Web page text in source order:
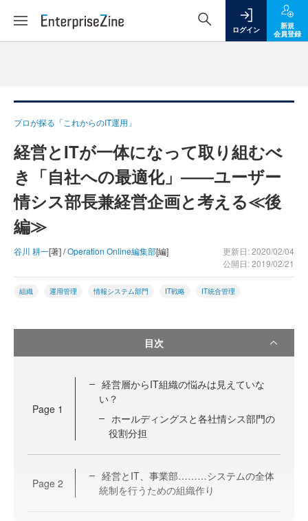
ログイン
新規
会員登録
プロが探る「これからのIT運用」
経営とITが一体になって取り組むべ
き「自社への最適化」――ユーザー
情シス部長兼経営企画と考える≪後
編≫
谷川 耕一[著] /Operation Online編集部[編]
更新日: 2020/02/04
公開日: 2019/02/21
組織 運用管理 情報システム部門 IT戦略 IT統合管理
目次
Page 1
経営層からIT組織の悩みは見えていな
い？
ホールディングスと各社情シス部門の
役割分担
Page 2
経営とIT、事業部………システムの全体
統制を行うための組織作り